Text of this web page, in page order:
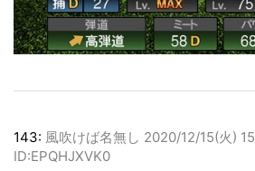
143:風吹けば名無し
2020/12/15(火)